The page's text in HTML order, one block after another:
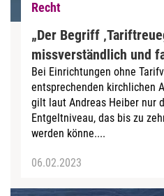
Recht
„Der Begriff
missverständlich und
Bei Einrichtungen ohne
entsprechenden kirchlichen
gilt laut Andreas Heiber nur
Entgeltniveau, das bis zu
werden könne....
06.02.2023